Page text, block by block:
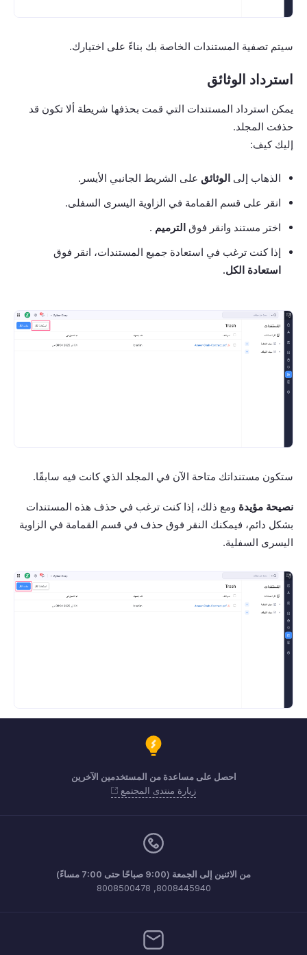
سيتم تصفية المستندات الخاصة بك بناءً على اختيارك.
استرداد الوثائق
يمكن استرداد المستندات التي قمت بحذفها شريطة ألا تكون قد
حذفت المجلد.
إليك كيف:
الذهاب إلى الوثائق على الشريط الجانبي الأيسر.
انقر على قسم القمامة في الزاوية اليسرى السفلى.
اختر مستند وانقر فوق الترميم .
إذا كنت ترغب في استعادة جميع المستندات، انقر فوق
استعادة الكل.
ستكون مستنداتك متاحة الآن في المجلد الذي كانت فيه سابقًا.
نصيحة مؤيدة ومع ذلك، إذا كنت ترغب في حذف هذه المستندات
بشكل دائم، فيمكنك النقر فوق حذف في قسم القمامة في الزاوية
اليسرى السفلية.
احصل على مساعدة من المستخدمين الآخرين
زيارة منتدى المجتمع
من الاثنين إلى الجمعة (9:00 صباحًا حتى 7:00 مساءً)
8008445940, 8008500478